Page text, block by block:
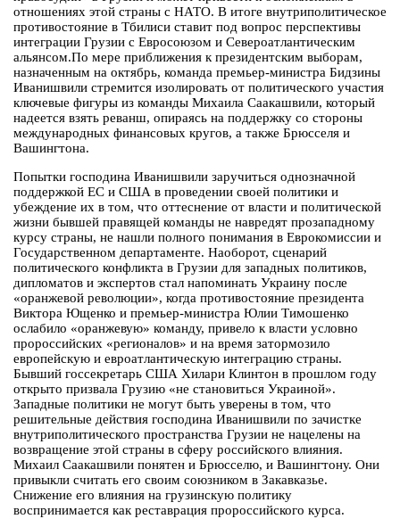
отношениях этой страны с НАТО. В итоге внутриполитическое
противостояние в Тбилиси ставит под вопрос перспективы
интеграции Грузии с Евросоюзом и Североатлантическим
альянсом.По мере приближения к президентским выборам,
назначенным на октябрь, команда премьер-министра Бидзины
Иванишвили стремится изолировать от политического участия
ключевые фигуры из команды Михаила Саакашвили, который
надеется взять реванш, опираясь на поддержку со стороны
международных финансовых кругов, а также Брюсселя и
Вашингтона.
Попытки господина Иванишвили заручиться однозначной
поддержкой ЕС и США в проведении своей политики и
убеждение их в том, что оттеснение от власти и политической
жизни бывшей правящей команды не навредят прозападному
курсу страны, не нашли полного понимания в Еврокомиссии и
Государственном департаменте. Наоборот, сценарий
политического конфликта в Грузии для западных политиков,
дипломатов и экспертов стал напоминать Украину после
«оранжевой революции», когда противостояние президента
Виктора Ющенко и премьер-министра Юлии Тимошенко
ослабило «оранжевую» команду, привело к власти условно
пророссийских «регионалов» и на время затормозило
европейскую и евроатлантическую интеграцию страны.
Бывший госсекретарь США Хилари Клинтон в прошлом году
открыто призвала Грузию «не становиться Украиной».
Западные политики не могут быть уверены в том, что
решительные действия господина Иванишвили по зачистке
внутриполитического пространства Грузии не нацелены на
возвращение этой страны в сферу российского влияния.
Михаил Саакашвили понятен и Брюсселю, и Вашингтону. Они
привыкли считать его своим союзником в Закавказье.
Снижение его влияния на грузинскую политику
воспринимается как реставрация пророссийского курса.